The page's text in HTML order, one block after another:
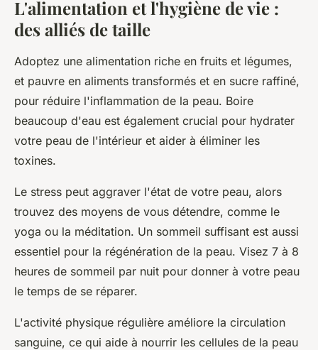
L'alimentation et l'hygiène de vie :
des alliés de taille
Adoptez une alimentation riche en fruits et légumes,
et pauvre en aliments transformés et en sucre raffiné,
pour réduire l'inflammation de la peau. Boire
beaucoup d'eau est également crucial pour hydrater
votre peau de l'intérieur et aider à éliminer les
toxines.
Le stress peut aggraver l'état de votre peau, alors
trouvez des moyens de vous détendre, comme le
yoga ou la méditation. Un sommeil suffisant est aussi
essentiel pour la régénération de la peau. Visez 7 à 8
heures de sommeil par nuit pour donner à votre peau
le temps de se réparer.
L'activité physique régulière améliore la circulation
sanguine, ce qui aide à nourrir les cellules de la peau